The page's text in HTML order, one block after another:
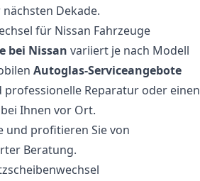
Dekade.
für Nissan Fahrzeuge
bei Nissan variiert je nach Modell
Autoglas-Serviceangebote
Reparatur oder einen
Ihnen vor Ort.
und profitieren Sie von
Beratung.